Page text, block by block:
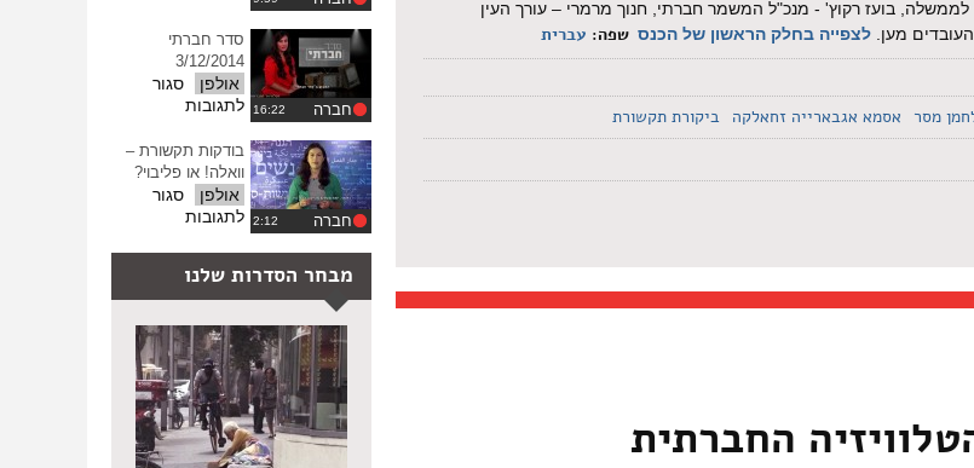
בועז רקוץ' - מנכ"ל המשמר חברתי, חנוך מרמרי – עורך העין
מען. לצפייה בחלק הראשון של הכנס שפה: עברית
מסר אסמא אגבארייה זחאלקה ביקורת תקשורת
החברתית
חברה
סדר חברתי
3/12/2014
אולפן
סגור
לתגובותעל
חברתי
3/12/2014
חברה
בודקות תקשורת –
וואלה! או פליבוי?
אולפן
סגור
לתגובותעל
תקשורת
וואלה!
או
פליבוי?
מבחר הסדרות שלנו